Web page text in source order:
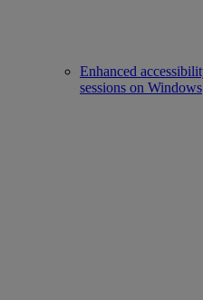
Enhanced
sessions on Windows